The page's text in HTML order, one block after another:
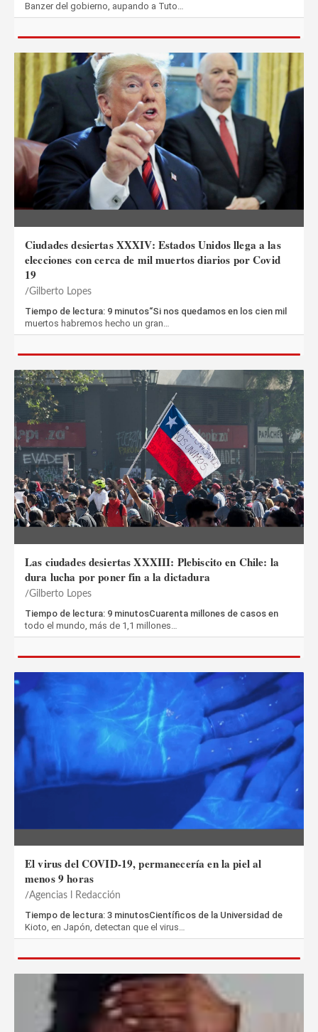
Banzer del gobierno, aupando a Tuto…
Ciudades desiertas XXXIV: Estados Unidos llega a las
elecciones con cerca de mil muertos diarios por Covid
19
Gilberto Lopes
Tiempo de lectura: 9 minutos“Si nos quedamos en los cien mil
muertos habremos hecho un gran…
Las ciudades desiertas XXXIII: Plebiscito en Chile: la
dura lucha por poner fin a la dictadura
Gilberto Lopes
Tiempo de lectura: 9 minutosCuarenta millones de casos en
todo el mundo, más de 1,1 millones…
El virus del COVID-19, permanecería en la piel al
menos 9 horas
Agencias l Redacción
Tiempo de lectura: 3 minutosCientíficos de la Universidad de
Kioto, en Japón, detectan que el virus…